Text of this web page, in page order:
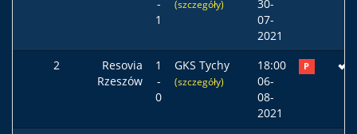
-
1
(szczegóły)
30-
07-
2021
2
Resovia
Rzeszów
1
-
0
GKS Tychy
(szczegóły)
18:00
06-
08-
2021
P